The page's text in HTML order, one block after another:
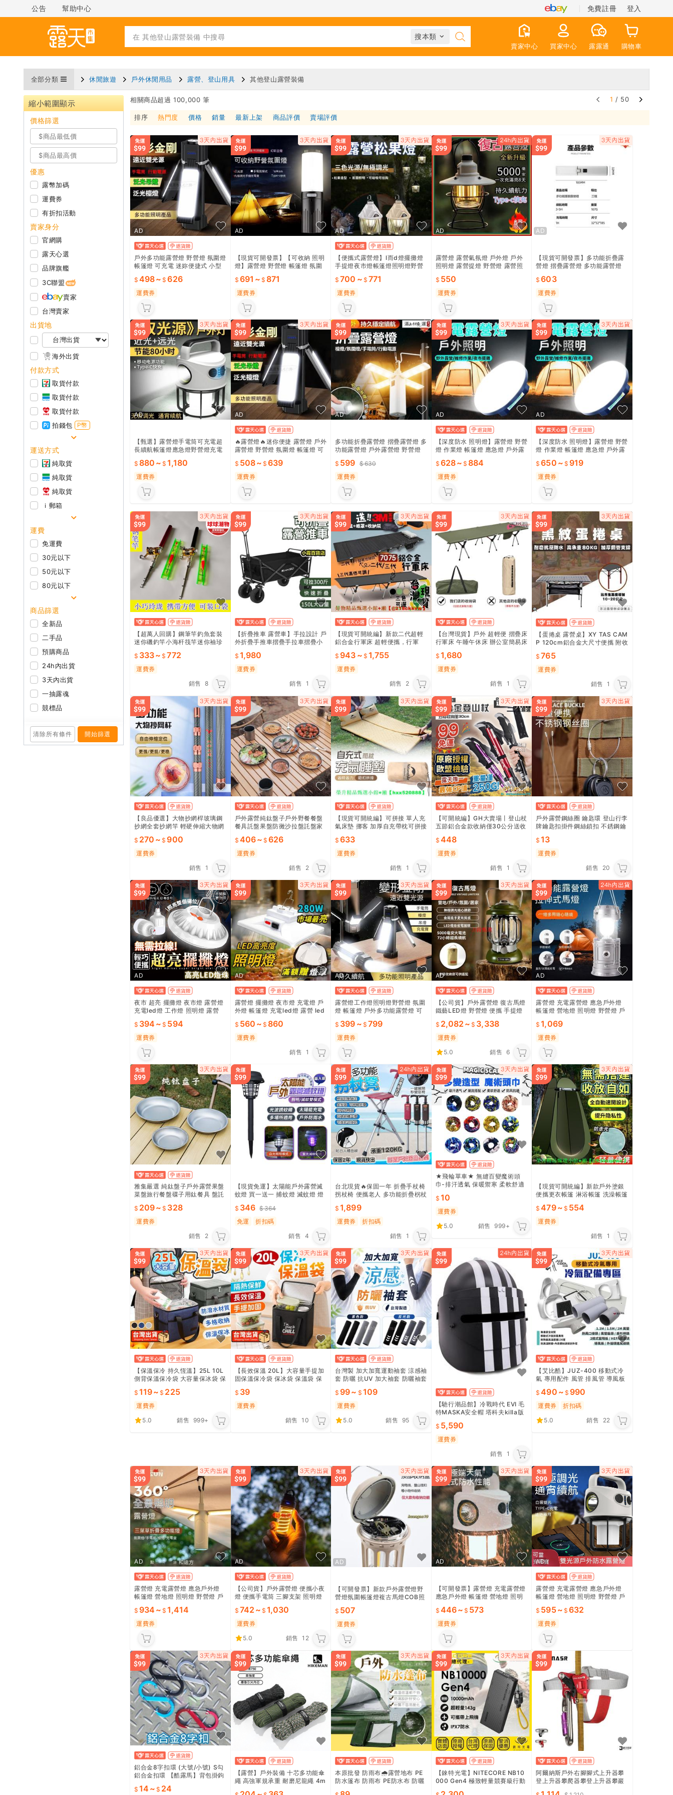
公告 幫助中心 免費註冊 登入
賣家中心 買家中心 露露通 購物車
全部分類 休閒旅遊 戶外休閒用品 露營、登山用具 其他登山露營裝備
縮小範圍顯示
價格篩選
優惠
露幣加碼
運費券
有折扣活動
賣家身分
官網購
露天心選
品牌旗艦
3C聯盟
賣家
台灣賣家
出貨地
海外出貨
付款方式
取貨付款
取貨付款
取貨付款
拍錢包
P幣
運送方式
純取貨
純取貨
純取貨
ｉ郵箱
運費
免運費
30元以下
50元以下
80元以下
商品篩選
全新品
二手品
預購商品
24h內出貨
3天內出貨
一抽露魂
競標品
清除所有條件 開始篩選
相關商品超過 100,000 筆 1 / 50
排序 熱門度 價格 銷量 最新上架 商品評價 賣場評價
AD
戶外多功能露營燈 野營燈 氛圍燈
帳篷燈 可充電 迷妳便捷式 小型
498~ 626
運費券
AD
【現貨可開發票】【可收納 照明
燈】露營燈 野營燈 帳篷燈 氛圍
營燈 LED露營燈
691 ~ 871
運費券
AD
【便攜式露營燈】l而d燈擺攤燈
手提燈夜市燈帳篷燈照明燈野營
700 ~ 771
運費券
AD
露營燈 露營氣氛燈 戶外燈 戶外
照明燈 露營提燈 野營燈 露營照
燈550
運費券
AD
【現貨可開發票】多功能折疊露
營燈 摺疊露營燈 多功能露營燈
筒 摺疊燈 帳篷燈 充電款
603
運費券
AD
【甄選】露營燈手電筒可充電超
長續航帳篷燈應急燈野營燈充電
880 ~ 1,180
運費券
AD
🔥露營燈🔥迷你便捷 露營燈 戶外
露營燈 野營燈 氛圍燈 帳篷燈 可
營燈 小型手電筒 現貨免運
508~ 639
運費券
AD
多功能折疊露營燈 摺疊露營燈 多
功能露營燈 戶外露營燈 野營燈
電款599
630
運費券
AD
【深度防水 照明燈】露營燈 野營
燈 作業燈 帳篷燈 應急燈 戶外露
急照明燈
628~ 884
運費券
AD
【深度防水 照明燈】露營燈 野營
燈 作業燈 帳篷燈 應急燈 戶外露
急照明燈
650 ~ 919
運費券
【超萬人回購】鋼筆竿釣魚套裝
迷你磯釣竿小海杆筏竿迷你袖珍
333~ 772
運費券
銷售
8
【折疊推車 露營車】手拉設計 戶
外折疊手推車摺疊手拉車摺疊小
露營手拉推車露營手拉推車外出
推車 露營必備 戶外必備 送禮首
選
1,980
運費券
銷售 1
【現貨可開統編】新款二代超輕
鋁合金行軍床 超輕便攜，行軍
943 ~ 1,755
運費券
銷售
2
【台灣現貨】戶外 超輕便 摺疊床
行軍床 午睡午休床 辦公室簡易床
1,680
運費券
銷售 1
【蛋捲桌 露營桌】XY TAS CAM
P 120cm鋁合金大尺寸便攜 附收
餐桌 露營裝備 便攜收納 大尺寸1
20cm 戶外桌 野營必備 ⛺
765
運費券
銷售
1
【良品優選】大物抄網桿玻璃鋼
抄網全套抄網竿 輕硬伸縮大物網
270 ~ 900
運費券
銷售
1
戶外露營純鈦盤子戶外野餐餐盤
餐具託盤果盤防黴沙拉盤託盤家
406~ 626
運費券
銷售
2
【現貨可開統編】可拼接 單人充
氣床墊 挪客 加厚自充帶枕可拼接
633
運費券
銷售
1
【可開統編】GH大賣場丨登山杖
五節鋁合金款收納僅30公分送收
縮登山杖 鋁合金折疊手杖
448
運費券
銷售 1
戶外露營鋼絲圈 鑰匙環 登山行李
牌鑰匙扣掛件鋼絲鎖扣 不銹鋼鑰
13
運費券
銷售
20
AD
夜市 超亮 擺攤燈 夜市燈 露營燈
充電led燈 工作燈 照明燈 露營
394 ~ 594
運費券
AD
露營燈 擺攤燈 夜市燈 充電燈 戶
外燈 帳篷燈 充電led燈 露營 led
560 ~ 860
運費券
銷售 1
AD
露營燈工作燈照明燈野營燈 氛圍
燈 帳篷燈 戶外多功能露營燈 可
399 ~ 799
運費券
AD
【公司貨】戶外露營燈 復古馬燈
鐵藝LED燈 野營燈 便攜 手提燈
2,082 ~ 3,338
運費券
5.0
銷售 6
AD
露營燈 充電露營燈 應急戶外燈
帳篷燈 營地燈 照明燈 野營燈 戶
筒 戶外露
1,069
運費券
雅集嚴選 純鈦盤子戶外露營果盤
菜盤旅行餐盤碟子用鈦餐具 盤託
209~ 328
運費券
銷售
2
【現貨免運】太陽能戶外露營滅
蚊燈 買一送一 捕蚊燈 滅蚊燈 燈
燈具346
364
免運
折扣碼
銷售 4
台北現貨🔥保固一年 折疊手杖椅
拐杖椅 便攜老人 多功能折疊柺杖
杖凳 登山杖 可坐柺
1,899
運費券
折扣碼
銷售
1
★飛輪單車★ 無縫百變魔術頭
巾-排汗透氣 保暖禦寒 柔軟舒適
10
運費券
5.0
銷售 999+
【現貨可開統編】新款戶外塗銀
便攜更衣帳篷 淋浴帳篷 洗澡帳篷
淋浴帳 露營用品 野營廁所
479~ 554
運費券
銷售
1
【保溫保冷 持久恆溫】25L 10L
側背保溫保冷袋 大容量保冰袋 保
包｜HOSDC1
119~ 225
運費券
5.0
銷售 999+
【長效保溫 20L】大容量手提加
固保溫保冷袋 保冰袋 保溫袋 保
營 野餐｜TOSG31
39
運費券
銷售
10
台灣製 加大加寬運動袖套 涼感袖
套 防曬 抗UV 加大袖套 防曬袖套
99~ 109
運費券
5.0
銷售 95
【馳行潮品館】冷戰時代 EVI 毛
特MASKA安全帽 塔科夫killa版
5,590
運費券
銷售 1
【艾比酷】JUZ-400 移動式冷
氣 專用配件 風管 排風管 導風板
網 露營 悠遊戶外
490 ~ 990
運費券
折扣碼
5.0
銷售 22
AD
露營燈 充電露營燈 應急戶外燈
帳篷燈 營地燈 照明燈 野營燈 戶
筒 沃爾森
934 ~ 1,414
運費券
AD
【公司貨】戶外露營燈 便攜小夜
燈 便攜手電筒 三腳支架 照明燈
742 ~ 1,030
運費券
5.0
銷售 12
AD
【可開發票】新款戶外露營燈野
營燈氛圍帳篷燈複古馬燈COB照
507
運費券
AD
【可開發票】露營燈 充電露營燈
應急戶外燈 帳篷燈 營地燈 照明
小夜燈 手電筒 戶
446~ 573
運費券
AD
露營燈 充電露營燈 應急戶外燈
帳篷燈 營地燈 照明燈 野營燈 戶
筒 新升級
595~ 632
運費券
鋁合金8字扣環 (大號/小號) S勾
鋁合金扣環 【酷露馬】背包掛鉤
14 ~ 24
【露營】戶外裝備 十芯多功能傘
繩 高強軍規承重 耐磨尼龍繩 4m
本原批發 防雨布🌧️露營地布 PE
防水篷布 防雨布 PE防水布 防曬
【錸特光電】NITECORE NB10
000 Gen4 極致輕量競賽級行動
阿爾納斯戶外右腳腳式上升器攀
登上升器攀爬器攀登上升器攀巖